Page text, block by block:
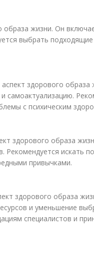
жизни. Он
выбрать подходящие
здорового
самоактуализацию.
с психическим
здорового образа
Рекомендуется искать
привычками.
здорового образа
и уменьшение
специалистов и